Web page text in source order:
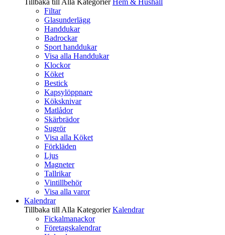
Tillbaka till Alla Kategorier Hem & Hushåll
Filtar
Glasunderlägg
Handdukar
Badrockar
Sport handdukar
Visa alla Handdukar
Klockor
Köket
Bestick
Kapsylöppnare
Köksknivar
Matlådor
Skärbrädor
Sugrör
Visa alla Köket
Förkläden
Ljus
Magneter
Tallrikar
Vintillbehör
Visa alla varor
Kalendrar
Tillbaka till Alla Kategorier Kalendrar
Fickalmanackor
Företagskalendrar